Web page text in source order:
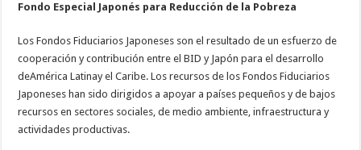
Fondo Especial Japonés para Reducción de la Pobreza
Los Fondos Fiduciarios Japoneses son el resultado de un esfuerzo de
cooperación y contribución entre el BID y Japón para el desarrollo
deAmérica Latinay el Caribe. Los recursos de los Fondos Fiduciarios
Japoneses han sido dirigidos a apoyar a países pequeños y de bajos
recursos en sectores sociales, de medio ambiente, infraestructura y
actividades productivas.